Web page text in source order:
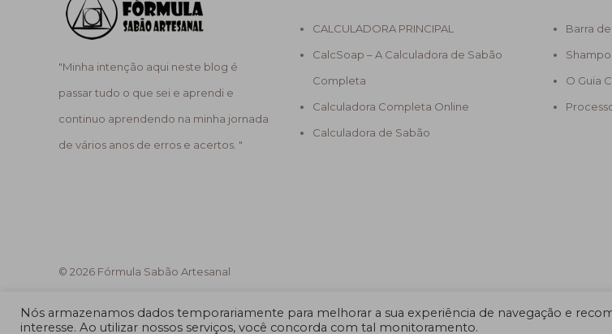
"Minha intenção aqui neste blog é
passar tudo o que sei e aprendi e
continuo aprendendo na minha jornada
de vários anos de erros e acertos. "
CALCULADORA PRINCIPAL
CalcSoap – A Calculadora de Sabão
Completa
Calculadora Completa Online
Calculadora de Sabão
Barra
O Guia
© 2026 Fórmula Sabão Artesanal
Nós armazenamos dados temporariamente para melhorar a sua experiência de navegação e
interesse. Ao utilizar nossos serviços, você concorda com tal monitoramento.